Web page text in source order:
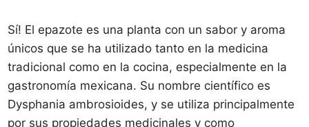
Sí! El epazote es una planta con un sabor y aroma
únicos que se ha utilizado tanto en la medicina
tradicional como en la cocina, especialmente en la
gastronomía mexicana. Su nombre científico es
Dysphania ambrosioides, y se utiliza principalmente
por sus propiedades medicinales y como